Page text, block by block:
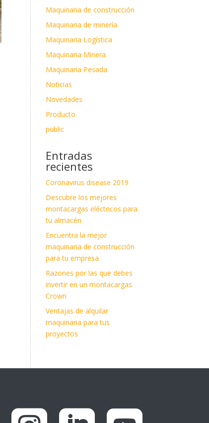
Maquinaria de construcción
Maquinaria de minería
Maquinaria Logística
Maquinaria Minera
Maquinaria Pesada
Noticias
Novedades
Producto
public
Entradas
recientes
Coronavirus disease 2019
Descubre los mejores
montacargas eléctricos para
tu almacén
Encuentra la mejor
maquinaria de construcción
para tu empresa
Razones por las que debes
invertir en un montacargas
Crown
Ventajas de alquilar
maquinaria para tus
proyectos